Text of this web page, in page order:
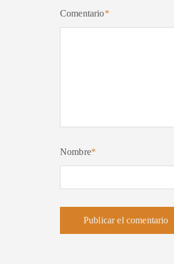
Comentario*
Nombre*